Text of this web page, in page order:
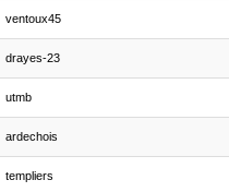
ventoux45
drayes-23
utmb
ardechois
templiers